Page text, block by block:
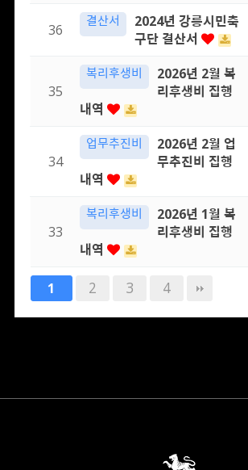
36
결산서
2024년 강릉시민축
구단 결산서
35
복리후생비
2026년 2월 복
리후생비 집행
내역
34
업무추진비
2026년 2월 업
무추진비 집행
내역
33
복리후생비
2026년 1월 복
리후생비 집행
내역
1 2 3 4